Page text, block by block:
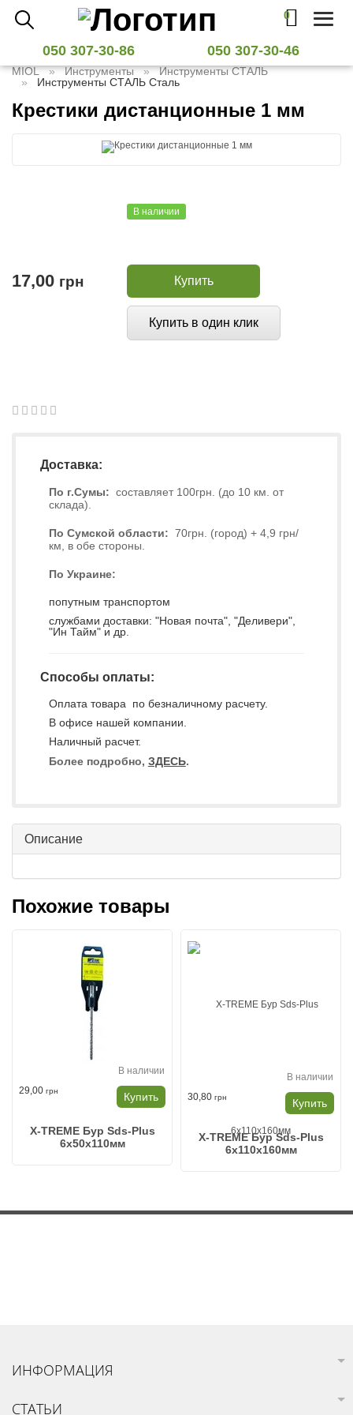
0
Toggle
050 307-30-86 050 307-30-46
MIOL Инструменты
Инструменты СТАЛЬ
Инструменты СТАЛЬ Сталь
Крестики дистанционные 1 мм
В наличии
17,00 грн Купить
Купить в один клик
12345
Доставка:
По г.Сумы: составляет 100грн. (до 10 км. от
склада).
По Сумской области: 70грн. (город) + 4,9 грн/
км, в обе стороны.
По Украине:
попутным транспортом
службами доставки: "Новая почта", "Деливери",
"Ин Тайм" и др.
Способы оплаты:
Оплата товара по безналичному расчету.
В офисе нашей компании.
Наличный расчет.
Более подробно, ЗДЕСЬ.
Описание
Похожие товары
В наличии
29,00 грн Купить
X-TREME Бур Sds-Plus
6х50х110мм
В наличии
30,80 грн Купить
X-TREME Бур Sds-Plus
6х110х160мм
ИНФОРМАЦИЯ
СТАТЬИ